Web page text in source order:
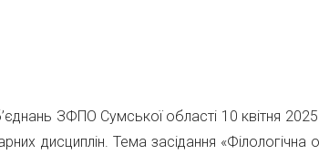
ЗФПО Сумської області 10 квітня
дисциплін. Тема засідання «Філологічна